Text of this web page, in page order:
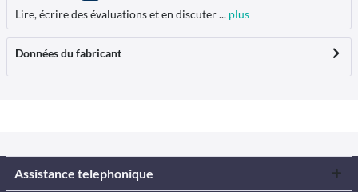
Lire, écrire des évaluations et en discuter ... plus
Données du fabricant
Assistance telephonique